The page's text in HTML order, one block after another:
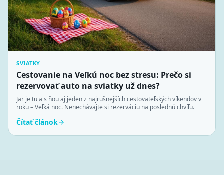
SVIATKY
Cestovanie na Veľkú noc bez stresu: Prečo si
rezervovať auto na sviatky už dnes?
Jar je tu a s ňou aj jeden z najrušnejších cestovateľských víkendov v
roku – Veľká noc. Nenechávajte si rezerváciu na poslednú chvíľu.
Čítať článok